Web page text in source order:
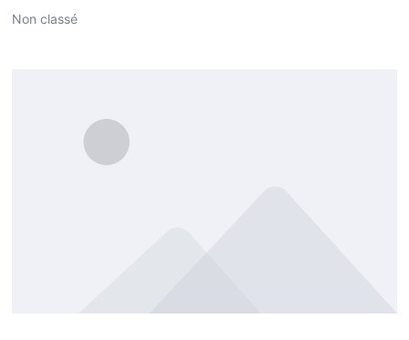
Non classé